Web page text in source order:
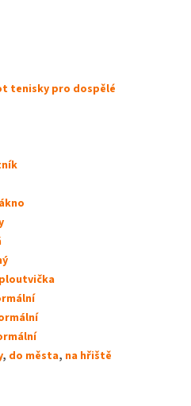
tenisky pro dospělé
ploutvička
, do města, na hřiště